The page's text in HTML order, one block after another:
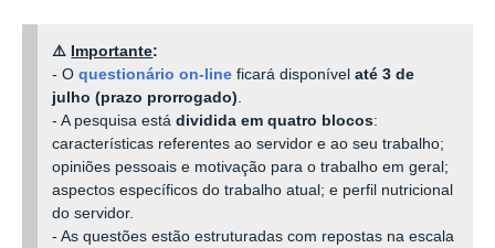
⚠️ Importante:
- Oquestionário on-line ficará disponívelaté 3 de
julho (prazo prorrogado)
- A pesquisa estádividida em quatro blocos:
características referentes ao servidor e ao seu trabalho;
opiniões pessoais e motivação para o trabalho em geral;
aspectos específicos do trabalho atual; e perfil nutricional
do servidor.
- As questões estão estruturadas com repostas na escala